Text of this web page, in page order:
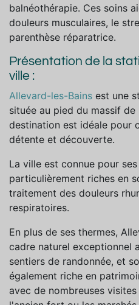
balnéothérapie. Ces soins
douleurs musculaires, le
parenthèse réparatrice.
Présentation de la
ville :
Allevard-les-Bains est une
située au pied du massif
destination est idéale pour
détente et découverte.
La ville est connue pour
particulièrement riches en
traitement des douleurs
respiratoires.
En plus de ses thermes,
cadre naturel exceptionnel
sentiers de randonnée, et
également riche en
avec de nombreuses